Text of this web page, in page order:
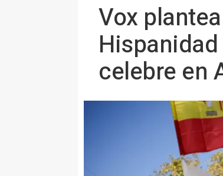
Vox
celebre en